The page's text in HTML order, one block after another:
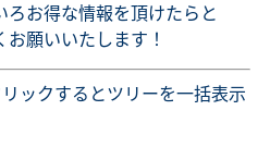
お得な情報を頂けたらと
願いいたします！
ックするとツリーを一括表示